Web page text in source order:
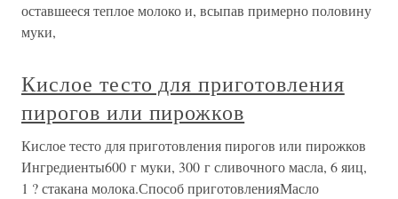
оставшееся теплое молоко и, всыпав примерно половину
муки,
Кислое тесто для приготовления
пирогов или пирожков
Кислое тесто для приготовления пирогов или пирожков
Ингредиенты600 г муки, 300 г сливочного масла, 6 яиц,
1 ? стакана молока.Способ приготовленияМасло